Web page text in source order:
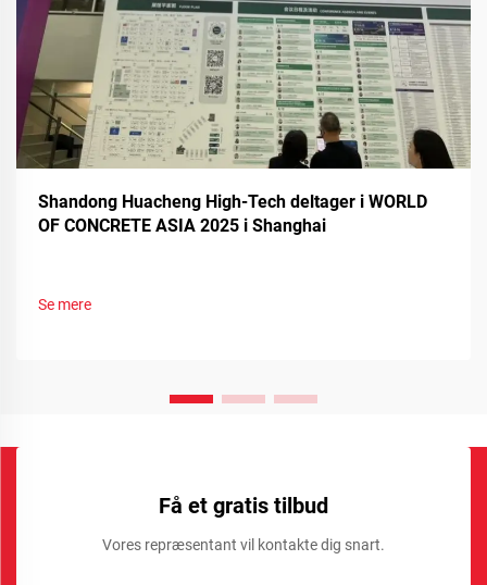
Shandong Huacheng High-Tech deltager i WORLD
OF CONCRETE ASIA 2025 i Shanghai
Se mere
Få et gratis tilbud
Vores repræsentant vil kontakte dig snart.